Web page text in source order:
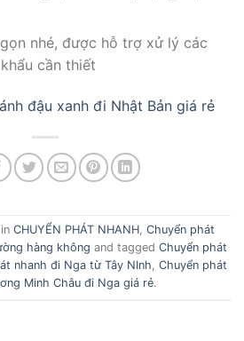
nhé, được hỗ trợ xử lý các
cần thiết
đậu xanh đi Nhật Bản giá rẻ
CHUYỂN PHÁT NHANH, Chuyển phát
hàng không and tagged Chuyển phát
nhanh đi Nga từ Tây NInh, Chuyển phát
Minh Châu đi Nga giá rẻ.